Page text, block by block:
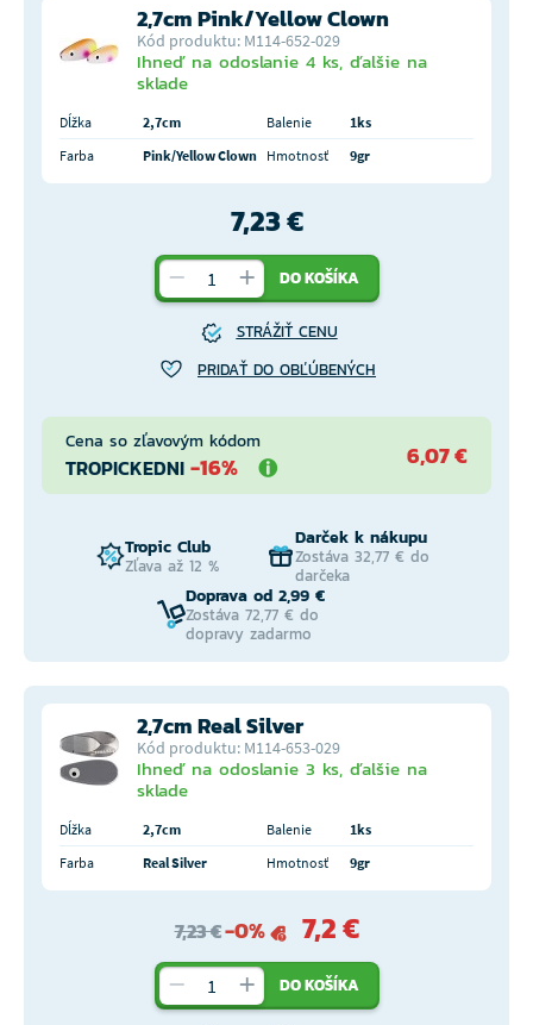
2,7cm Pink/Yellow Clown
Kód produktu: M114-652-029
Ihneď na odoslanie 4 ks, ďalšie na
sklade
Dĺžka 2,7cm Balenie
1ks
Farba
Pink/Yellow Clown Hmotnosť 9gr
7,23 €
DO KOŠÍKA
STRÁŽIŤ CENU
PRIDAŤ DO OBĽÚBENÝCH
Cena so zľavovým kódom
TROPICKEDNI -16% 6,07 €
Tropic Club
Zľava až 12 %
Darček k nákupu
Zostáva 32,77 € do
darčeka
Doprava od 2,99 €
Zostáva 72,77 € do
dopravy zadarmo
2,7cm Real Silver
Kód produktu: M114-653-029
Ihneď na odoslanie 3 ks, ďalšie na
sklade
Dĺžka 2,7cm Balenie
1ks
Farba
Real Silver Hmotnosť 9gr
7,23 €-0% 7,2 €
DO KOŠÍKA